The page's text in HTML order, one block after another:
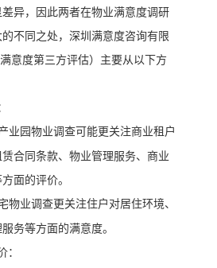
异，因此两者在物业满意度调研
不同之处，深圳满意度咨询有限
意度第三方评估）主要从以下方
业园物业调查可能更关注商业租户
合同条款、物业管理服务、商业
面的评价。
物业调查更关注住户对居住环境、
务等方面的满意度。
：